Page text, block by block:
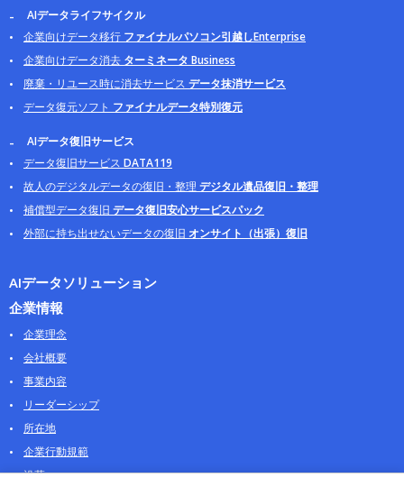
AIデータライフサイクル
企業向けデータ移行 ファイナルパソコン引越しEnterprise
企業向けデータ消去 ターミネータ Business
廃棄・リユース時に消去サービス データ抹消サービス
データ復元ソフト ファイナルデータ特別復元
AIデータ復旧サービス
データ復旧サービス DATA119
故人のデジタルデータの復旧・整理 デジタル遺品復旧・整理
補償型データ復旧 データ復旧安心サービスパック
外部に持ち出せないデータの復旧 オンサイト（出張）復旧
AIデータソリューション
企業情報
企業理念
会社概要
事業内容
リーダーシップ
所在地
企業行動規範
沿革